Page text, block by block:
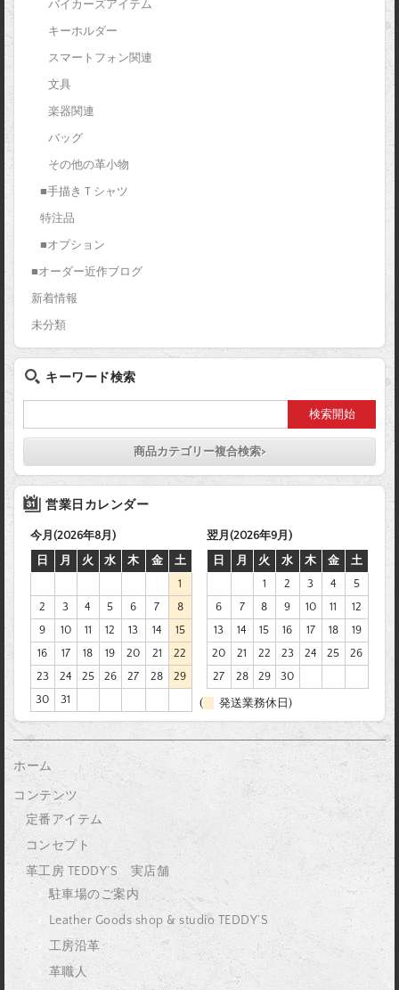
バイカーズアイテム
キーホルダー
スマートフォン関連
文具
楽器関連
バッグ
その他の革小物
■手描きＴシャツ
特注品
■オプション
■オーダー近作ブログ
新着情報
未分類
キーワード検索
商品カテゴリー複合検索>
営業日カレンダー
今月(2026年8月)
日
月 火 水 木 金
土
1
2
3 4 5 6 7
8
9
10 11 12 13 14
15
16
17 18 19 20 21
22
23
24 25 26 27 28
29
30
31
翌月(2026年9月)
日
月 火 水 木 金
土
1
2 3 4
5
6
7 8 9 10 11
12
13
14 15 16 17 18
19
20
21 22 23 24 25
26
27
28 29 30
( 発送業務休日)
ホーム
コンテンツ
定番アイテム
コンセプト
革工房 TEDDY’S 実店舗
駐車場のご案内
Leather Goods shop & studio TEDDY’S
工房沿革
革職人